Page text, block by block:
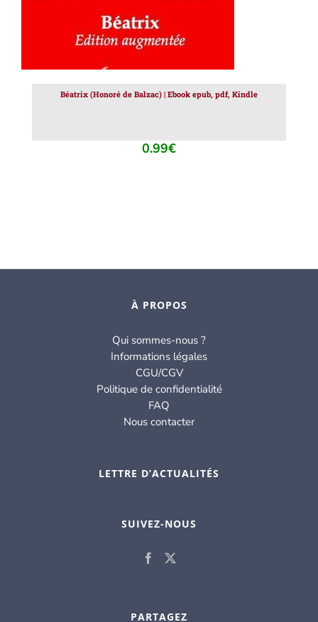
Béatrix (Honoré de Balzac) | Ebook epub, pdf, Kindle
0.99€
À PROPOS
Qui sommes-nous ?
Informations légales
CGU/CGV
Politique de confidentialité
FAQ
Nous contacter
LETTRE D’ACTUALITÉS
SUIVEZ-NOUS
PARTAGEZ